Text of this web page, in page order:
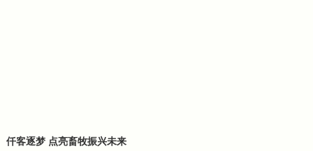
仟客逐梦 点亮畜牧振兴未来